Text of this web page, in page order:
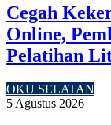
Cegah
Online,
Pelatihan
OKU SELATAN
5 Agustus 2026